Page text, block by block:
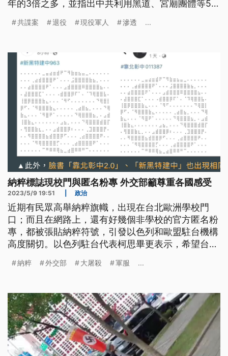
年的3倍之多，並指出中共利用黑道、宮廟團體等5大
等進行滲透。指標案況包括勾結幫派在台發展武裝內
施等目標進行狙擊任務。
共諜案 退役 現役軍人 滲透 ...
納粹標誌現校門與匿名粉專 外交部籲尊重各國感受
2023/5/9 19:51 政治
近期有民眾高舉納粹旗幟，出現在台北歐洲學校門
口；而且在網路上，還有好幾個非學校的官方匿名粉
專，都被張貼納粹符號，引發以色列和歐盟駐台機構
高度關切。以色列駐台代表柯思畢更表示，希望台灣
也呼籲尊重各國人民感受。
納粹 外交部 大屠殺 軍服 ...